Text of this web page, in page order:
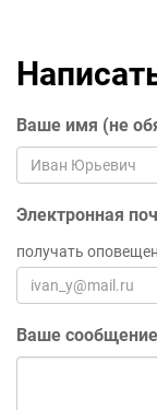
Ваше имя (не
Электронная
получать
Ваше сообщение